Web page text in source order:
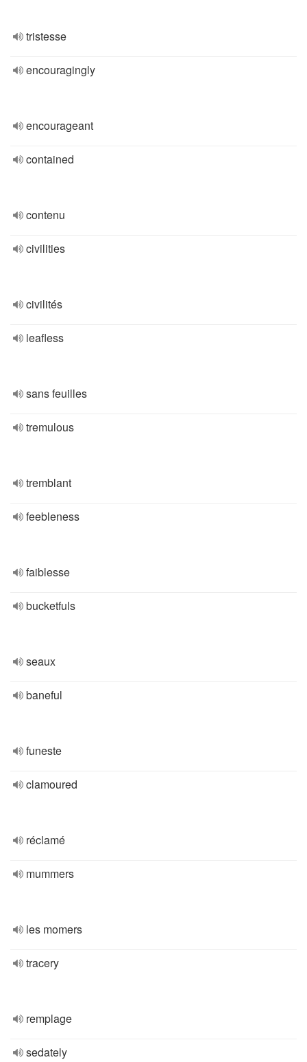
tristesse
encouragingly
encourageant
contained
contenu
civilities
civilités
leafless
sans feuilles
tremulous
tremblant
feebleness
faiblesse
bucketfuls
seaux
baneful
funeste
clamoured
réclamé
mummers
les momers
tracery
remplage
sedately